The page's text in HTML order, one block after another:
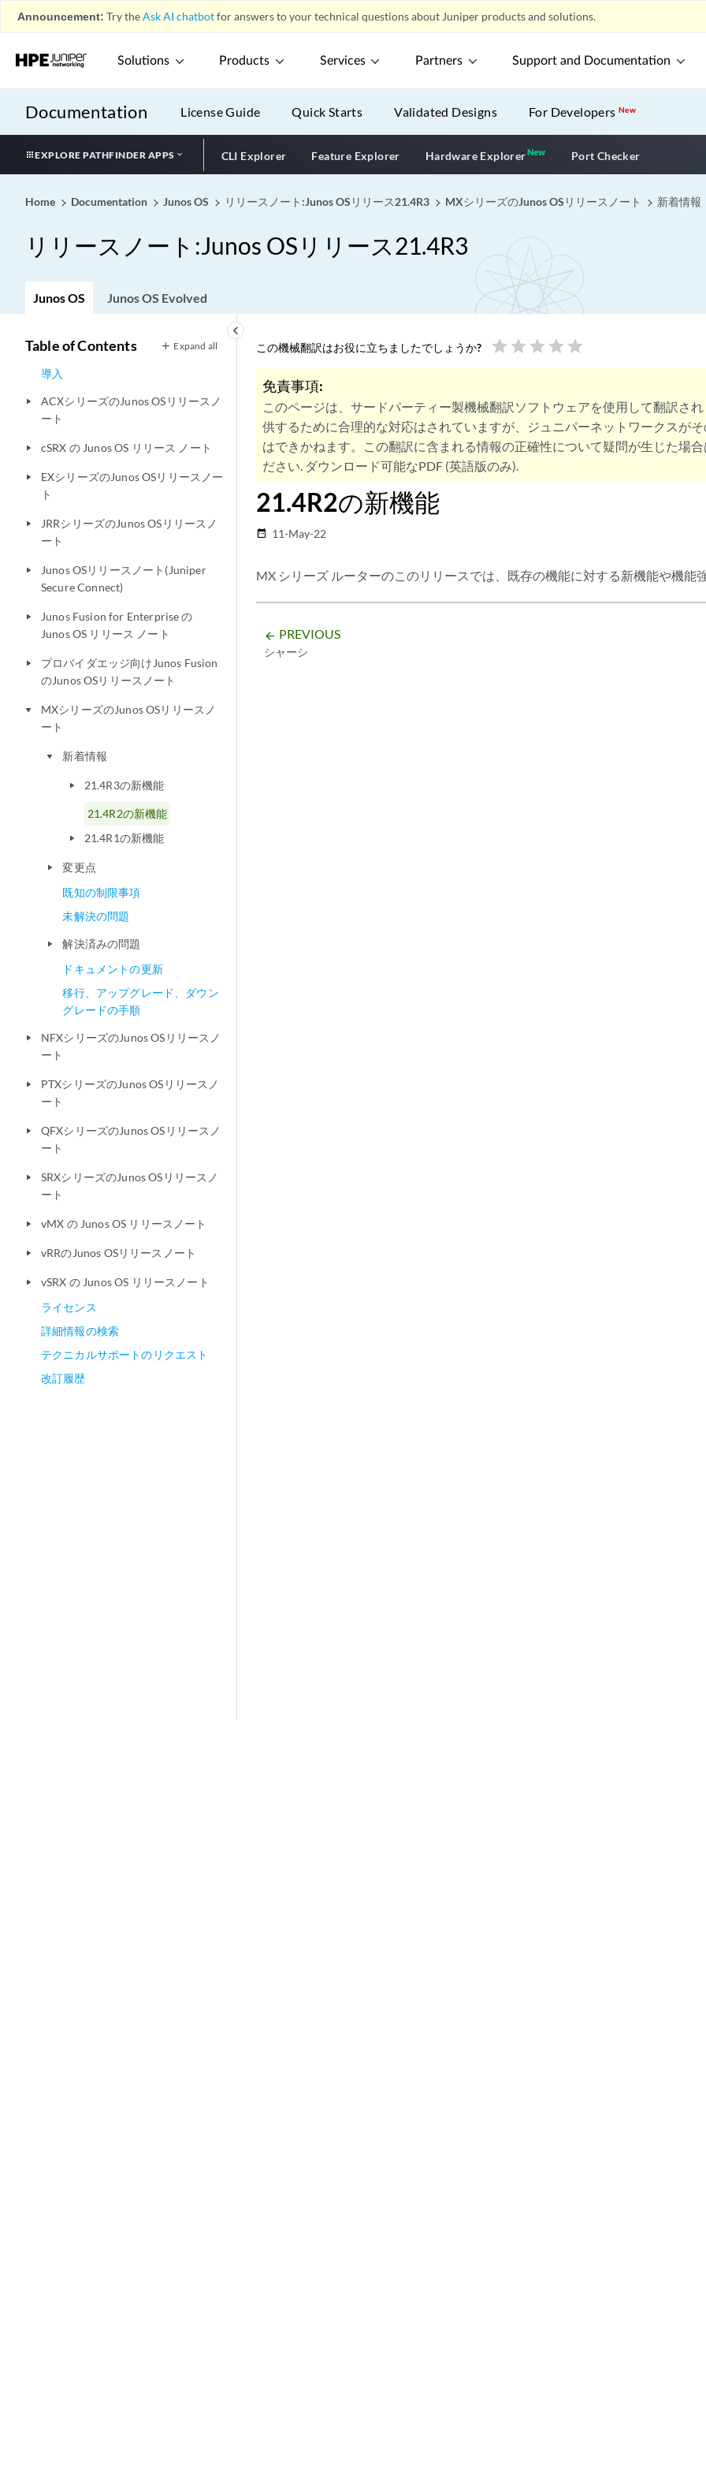
Announcement: Try theAsk AI chatbotfor answers to your technical questions about Juniper products and solutions.
Solutions Products Services Partners Support and Documentation
Documentation License Guide Quick Starts Validated Designs For DevelopersNew
EXPLORE PATHFINDER APPS CLI Explorer Feature Explorer Hardware ExplorerNewNew application
Port Checker
Home Documentation Junos OS リリースノート:Junos OSリリース21.4R3 MXシリーズのJunos OSリリースノート 新着情報
リリースノート:Junos OSリリース21.4R3
Junos OS Junos OS Evolved
keyboard_arrow_left
Table of Contents Expand all
導入
play_arrow
ACXシリーズのJunos OSリリースノ
ート
play_arrow cSRX の Junos OS リリース ノート
play_arrow
EXシリーズのJunos OSリリースノー
ト
play_arrow
JRRシリーズのJunos OSリリースノ
ート
play_arrow
Junos OSリリースノート(Juniper
Secure Connect)
play_arrow
Junos Fusion for Enterprise の
Junos OS リリース ノート
play_arrow
プロバイダエッジ向けJunos Fusion
のJunos OSリリースノート
play_arrow
MXシリーズのJunos OSリリースノ
ート
play_arrow 新着情報
play_arrow 21.4R3の新機能
21.4R2の新機能
play_arrow 21.4R1の新機能
play_arrow
変更点
既知の制限事項
未解決の問題
play_arrow
解決済みの問題
ドキュメントの更新
移行、アップグレード、ダウン
グレードの手順
play_arrow
NFXシリーズのJunos OSリリースノ
ート
play_arrow
PTXシリーズのJunos OSリリースノ
ート
play_arrow
QFXシリーズのJunos OSリリースノ
ート
play_arrow
SRXシリーズのJunos OSリリースノ
ート
play_arrow vMX の Junos OS リリースノート
play_arrow vRRのJunos OSリリースノート
play_arrow
vSRX の Junos OS リリースノート
ライセンス
詳細情報の検索
テクニカルサポートのリクエスト
改訂履歴
この機械翻訳はお役に立ちましたでしょうか? star star star star star
免責事項:
このページは、サードパーティー製機械翻訳ソフトウェアを使用して翻訳さ
供するために合理的な対応はされていますが、ジュニパーネットワークスが
はできかねます。この翻訳に含まれる情報の正確性について疑問が生じた場合
ださい. ダウンロード可能なPDF (英語版のみ).
21.4R2の新機能
date_range 11-May-22
MX シリーズ ルーターのこのリリースでは、既存の機能に対する新機能や機能
arrow_backward PREVIOUS
シャーシ